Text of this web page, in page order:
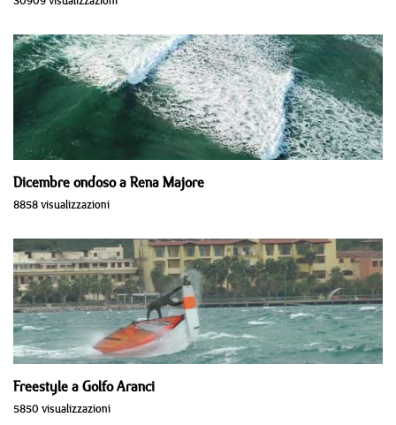
Dicembre ondoso a Rena Majore
8858 visualizzazioni
Freestyle a Golfo Aranci
5850 visualizzazioni